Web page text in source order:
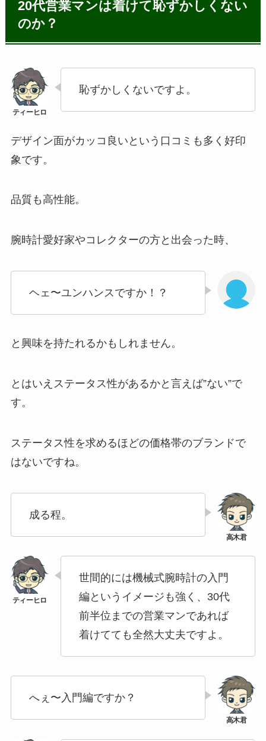
20代営業マンは着けて恥ずかしくない
のか？
恥ずかしくないですよ。
デザイン面がカッコ良いという口コミも多く好印
象です。
品質も高性能。
腕時計愛好家やコレクターの方と出会った時、
ヘェ〜ユンハンスですか！？
と興味を持たれるかもしれません。
とはいえステータス性があるかと言えば”ない”で
す。
ステータス性を求めるほどの価格帯のブランドで
はないですね。
成る程。
世間的には機械式腕時計の入門
編というイメージも強く、30代
前半位までの営業マンであれば
着けてても全然大丈夫ですよ。
へぇ〜入門編ですか？